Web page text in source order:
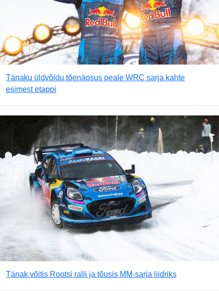
Tänaku üldvõidu tõenäosus peale WRC sarja kahte
esimest etappi
Tänak võitis Rootsi ralli ja tõusis MM-sarja liidriks